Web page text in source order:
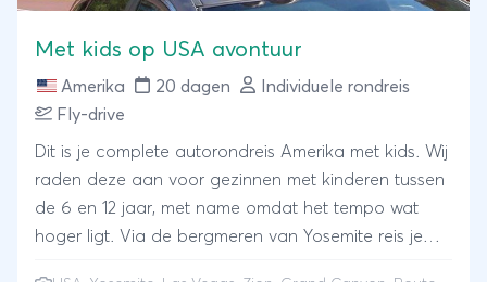
Met kids op USA avontuur
Amerika 20 dagen
Individuele rondreis
Fly-drive
Dit is je complete autorondreis Amerika met kids. Wij
raden deze aan voor gezinnen met kinderen tussen
de 6 en 12 jaar, met name omdat het tempo wat
hoger ligt. Via de bergmeren van Yosemite reis je